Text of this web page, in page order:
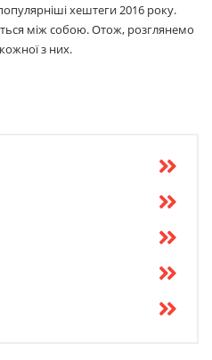
хештеги 2016 року.
між собою. Отож, розглянемо
з них.